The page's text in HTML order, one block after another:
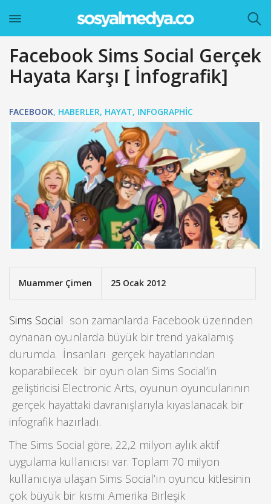
Facebook Sims Social Gerçek
Hayata Karşı [ İnfografik]
FACEBOOK, HABERLER, HAYAT, INFOGRAPHIC
Muammer Çimen 25 Ocak 2012
Sims Social son zamanlarda Facebook üzerinden
oynanan oyunlarda büyük bir trend yakalamış
durumda. İnsanları gerçek hayatlarından
koparabilecek bir oyun olan Sims Social’in
geliştiricisi Electronic Arts, oyunun oyuncularının
gerçek hayattaki davranışlarıyla kıyaslanacak bir
infografik hazırladı.
The Sims Social göre, 22,2 milyon aylık aktif
uygulama kullanıcısı var. Toplam 70 milyon
kullanıcıya ulaşan Sims Social’ın oyuncu kitlesinin
çok büyük bir kısmı Amerika Birleşik